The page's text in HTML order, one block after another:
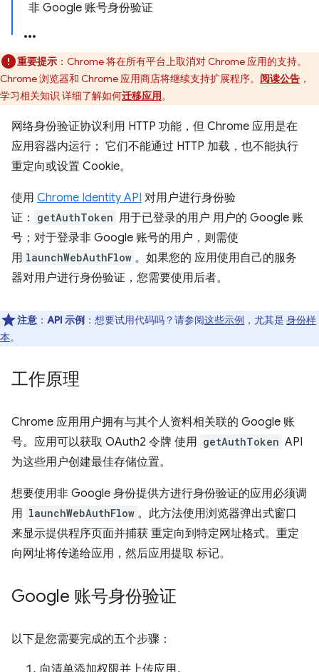
非 Google 账号身份验证
重要提示 ：Chrome 将在所有平台上取消对 Chrome 应用的支持。
Chrome 浏览器和 Chrome 应用商店将继续支持扩展程序。 阅读公告 ，
学习相关知识 详细了解如何迁移应用。
网络身份验证协议利用 HTTP 功能，但 Chrome 应用是在
应用容器内运行； 它们不能通过 HTTP 加载，也不能执行
重定向或设置 Cookie。
使用 Chrome Identity API 对用户进行身份验
证：
getAuthToken 用于已登录的用户 用户的 Google 账
号；对于登录非 Google 账号的用户，则需使
用 launchWebAuthFlow 。如果您的 应用使用自己的服务
器对用户进行身份验证，您需要使用后者。
注意 ： API 示例 ：想要试用代码吗？请参阅这些示例 ，尤其是 身份样
本。
工作原理
Chrome 应用用户拥有与其个人资料相关联的 Google 账
号。应用可以获取 OAuth2 令牌 使用 getAuthToken API
为这些用户创建最佳存储位置。
想要使用非 Google 身份提供方进行身份验证的应用必须调
用 launchWebAuthFlow 。此方法使用浏览器弹出式窗口
来显示提供程序页面并捕获 重定向到特定网址格式。重定
向网址将传递给应用，然后应用提取 标记。
Google 账号身份验证
以下是您需要完成的五个步骤：
向清单添加权限并上传应用。